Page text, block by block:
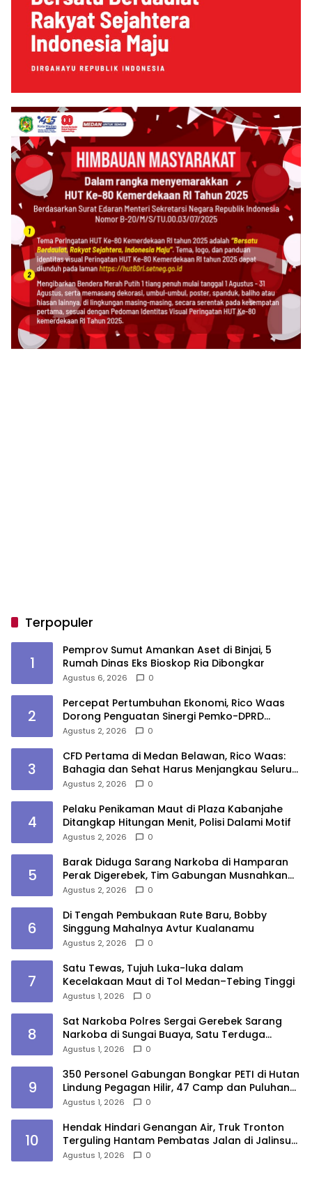
Terpopuler
1
Pemprov Sumut Amankan Aset di Binjai, 5
Rumah Dinas Eks Bioskop Ria Dibongkar
Agustus 6, 2026 0
2
Percepat Pertumbuhan Ekonomi, Rico Waas
Dorong Penguatan Sinergi Pemko-DPRD
Medan
Agustus 2, 2026 0
3
CFD Pertama di Medan Belawan, Rico Waas:
Bahagia dan Sehat Harus Menjangkau Seluruh
Sudut Kota Medan
Agustus 2, 2026 0
4
Pelaku Penikaman Maut di Plaza Kabanjahe
Ditangkap Hitungan Menit, Polisi Dalami Motif
Agustus 2, 2026 0
5
Barak Diduga Sarang Narkoba di Hamparan
Perak Digerebek, Tim Gabungan Musnahkan
Lokasi
Agustus 2, 2026 0
6
Di Tengah Pembukaan Rute Baru, Bobby
Singgung Mahalnya Avtur Kualanamu
Agustus 2, 2026 0
7
Satu Tewas, Tujuh Luka-luka dalam
Kecelakaan Maut di Tol Medan–Tebing Tinggi
Agustus 1, 2026 0
8
Sat Narkoba Polres Sergai Gerebek Sarang
Narkoba di Sungai Buaya, Satu Terduga
Pelaku Diamankan
Agustus 1, 2026 0
9
350 Personel Gabungan Bongkar PETI di Hutan
Lindung Pegagan Hilir, 47 Camp dan Puluhan
Peralatan Dimusnahkan
Agustus 1, 2026 0
10
Hendak Hindari Genangan Air, Truk Tronton
Terguling Hantam Pembatas Jalan di Jalinsum
Sergai
Agustus 1, 2026 0